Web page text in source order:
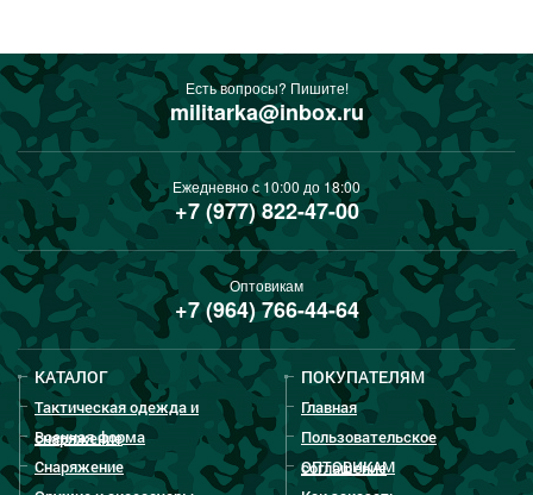
Есть вопросы? Пишите!
militarka@inbox.ru
Ежедневно с 10:00 до 18:00
+7 (977) 822-47-00
Оптовикам
+7 (964) 766-44-64
КАТАЛОГ
Тактическая одежда и
снаряжение
Военная форма
Снаряжение
ПОКУПАТЕЛЯМ
Главная
Пользовательское
соглашение
ОПТОВИКАМ